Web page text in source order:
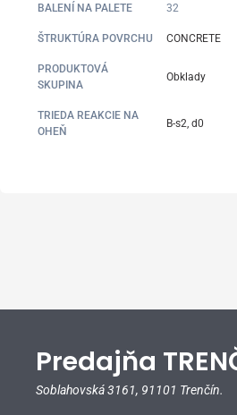
BALENÍ NA PALETE 32
ŠTRUKTÚRA POVRCHU CONCRETE
PRODUKTOVÁ
SKUPINA
Obklady
TRIEDA REAKCIE NA
OHEŇ
B-s2, d0
Predajňa
Soblahovská 3161, 91101 Trenčín.